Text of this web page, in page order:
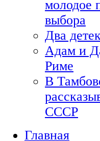
молодое
выбора
Два
Адам и
Риме
В
СССР
Главная